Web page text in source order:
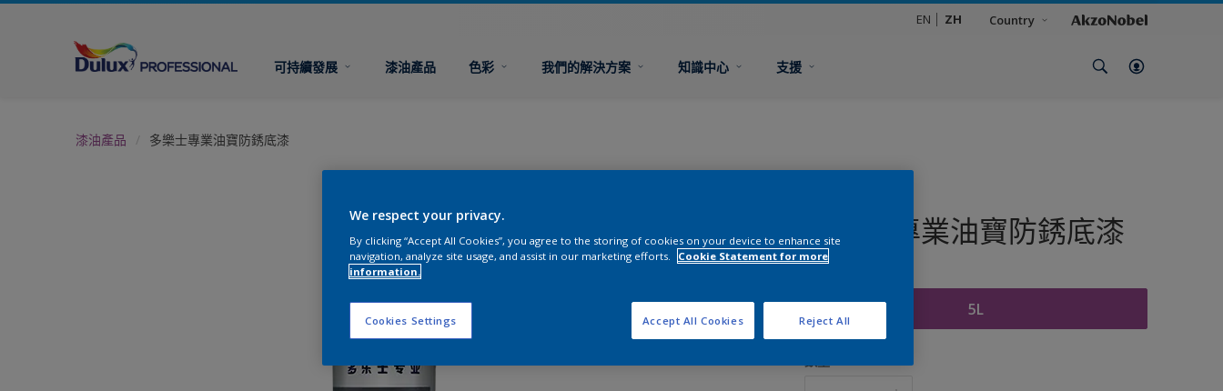
EN ZH Country
可持續發展 漆油產品 色彩 我們的解決方案 知識中心 支援
漆油產品 多樂士專業油寶防銹底漆
多樂士專業油寶防銹底漆
5L
We respect your privacy.
By clicking “Accept All Cookies”, you agree to the storing of cookies on your device to enhance site
navigation, analyze site usage, and assist in our marketing efforts.
Cookie Statement for more
information.
Cookies Settings Reject All
Accept All Cookies